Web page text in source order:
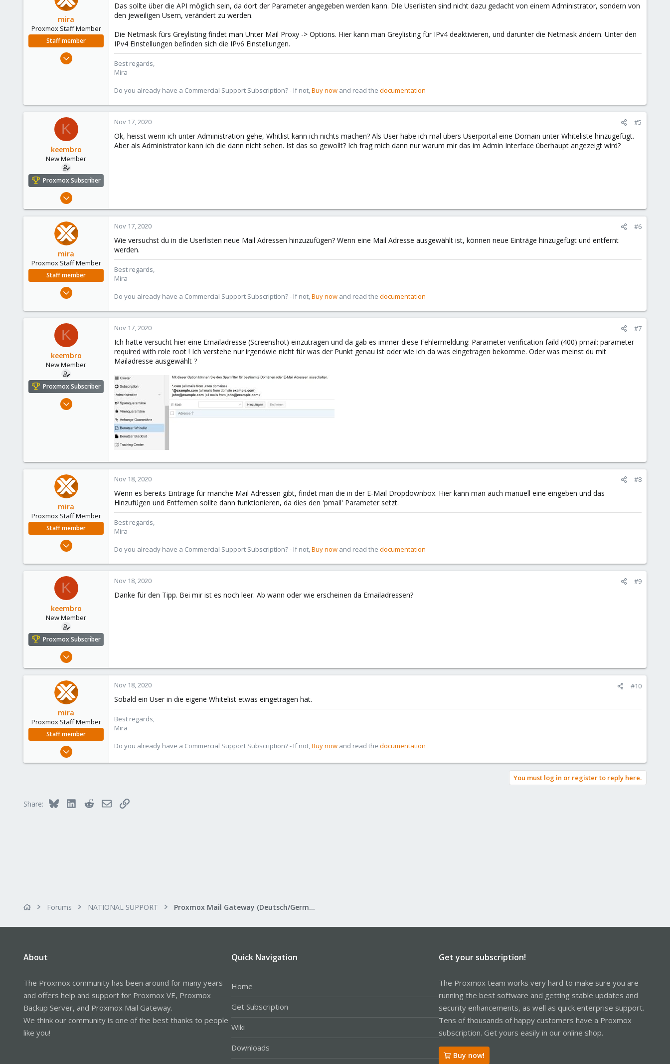
mira
Proxmox Staff Member
Staff member
Aug 1, 2018
Das sollte über die API möglich sein, da dort der Parameter angegeben werden kann. DIe Userlisten sind nicht dazu gedacht von einem Administrator, sondern von
den jeweiligen Usern, verändert zu werden.
Die Netmask fürs Greylisting findet man Unter Mail Proxy -> Options. Hier kann man Greylisting für IPv4 deaktivieren, und darunter die Netmask ändern. Unter den
IPv4 Einstellungen befinden sich die IPv6 Einstellungen.
Best regards,
Mira
Do you already have a Commercial Support Subscription? - If not, Buy now and read the documentation
K
keembro
New Member
Proxmox Subscriber
May 14, 2020
0
Nov 17, 2020 #5
Ok, heisst wenn ich unter Administration gehe, Whitlist kann ich nichts machen? Als User habe ich mal übers Userportal eine Domain unter Whiteliste hinzugefügt.
Aber als Administrator kann ich die dann nicht sehen. Ist das so gewollt? Ich frag mich dann nur warum mir das im Admin Interface überhaupt angezeigt wird?
mira
Proxmox Staff Member
Staff member
Aug 1, 2018
347
Nov 17, 2020 #6
Wie versuchst du in die Userlisten neue Mail Adressen hinzuzufügen? Wenn eine Mail Adresse ausgewählt ist, können neue Einträge hinzugefügt und entfernt
werden.
Best regards,
Mira
Do you already have a Commercial Support Subscription? - If not,Buy now and read the documentation
K
keembro
New Member
Proxmox Subscriber
May 14, 2020
Nov 17, 2020 #7
Ich hatte versucht hier eine Emailadresse (Screenshot) einzutragen und da gab es immer diese Fehlermeldung: Parameter verification faild (400) pmail: parameter
required with role root ! Ich verstehe nur irgendwie nicht für was der Punkt genau ist oder wie ich da was eingetragen bekomme. Oder was meinst du mit
Mailadresse ausgewählt ?
mira
Proxmox Staff Member
Staff member
Aug 1, 2018
347
Nov 18, 2020 #8
Wenn es bereits Einträge für manche Mail Adressen gibt, findet man die in der E-Mail Dropdownbox. Hier kann man auch manuell eine eingeben und das
Hinzufügen und Entfernen sollte dann funktionieren, da dies den 'pmail' Parameter setzt.
Best regards,
Mira
Do you already have a Commercial Support Subscription? - If not,Buy now and read the documentation
K
keembro
New Member
Proxmox Subscriber
May 14, 2020
0
Nov 18, 2020 #9
Danke für den Tipp. Bei mir ist es noch leer. Ab wann oder wie erscheinen da Emailadressen?
mira
Proxmox Staff Member
Staff member
Aug 1, 2018
Nov 18, 2020 #10
Sobald ein User in die eigene Whitelist etwas eingetragen hat.
Best regards,
Mira
Do you already have a Commercial Support Subscription? - If not,Buy now and read the documentation
You must log in or register to reply here.
Share: Bluesky LinkedInRedditEmailLink
Forums NATIONAL SUPPORT Proxmox Mail Gateway (Deutsch/German)
About
The Proxmox community has been around for many years
and offers help and support for Proxmox VE, Proxmox
Backup Server, and Proxmox Mail Gateway.
We think our community is one of the best thanks to people
like you!
Quick Navigation
Home
Get Subscription
Wiki
Downloads
Get your subscription!
The Proxmox team works very hard to make sure you are
running the best software and getting stable updates and
security enhancements, as well as quick enterprise support.
Tens of thousands of happy customers have a Proxmox
subscription. Get yours easily in our online shop.
Buy now!